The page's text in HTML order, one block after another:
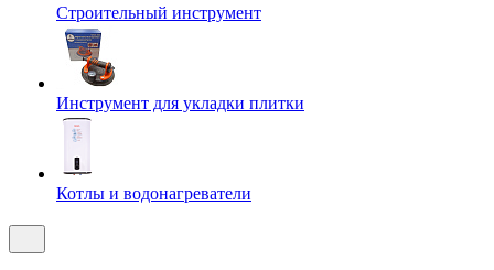
Строительный инструмент
Инструмент для укладки плитки
Котлы и водонагреватели